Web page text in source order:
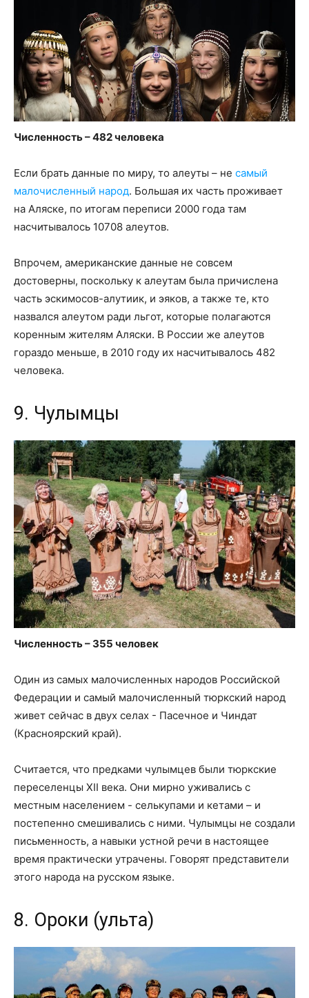
Численность – 482 человека
Если брать данные по миру, то алеуты – не самый
малочисленный народ. Большая их часть проживает
на Аляске, по итогам переписи 2000 года там
насчитывалось 10708 алеутов.
Впрочем, американские данные не совсем
достоверны, поскольку к алеутам была причислена
часть эскимосов-алутиик, и эяков, а также те, кто
назвался алеутом ради льгот, которые полагаются
коренным жителям Аляски. В России же алеутов
гораздо меньше, в 2010 году их насчитывалось 482
человека.
9. Чулымцы
Численность – 355 человек
Один из самых малочисленных народов Российской
Федерации и самый малочисленный тюркский народ
живет сейчас в двух селах - Пасечное и Чиндат
(Красноярский край).
Считается, что предками чулымцев были тюркские
переселенцы XII века. Они мирно уживались с
местным населением - селькупами и кетами – и
постепенно смешивались с ними. Чулымцы не создали
письменность, а навыки устной речи в настоящее
время практически утрачены. Говорят представители
этого народа на русском языке.
8. Ороки (ульта)